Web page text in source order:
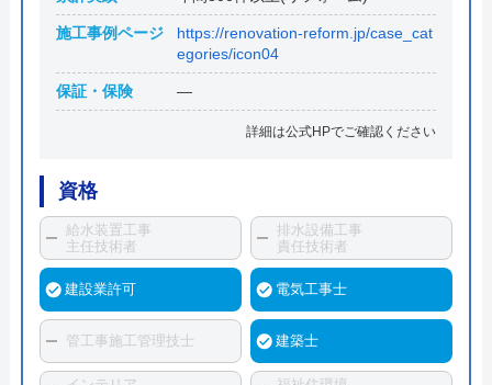
施工事例ページ
https://renovation-reform.jp/case_cat
egories/icon04
保証・保険 ―
詳細は公式HPでご確認ください
資格
給水装置工事
主任技術者
排水設備工事
責任技術者
建設業許可 電気工事士
管工事施工管理技士 建築士